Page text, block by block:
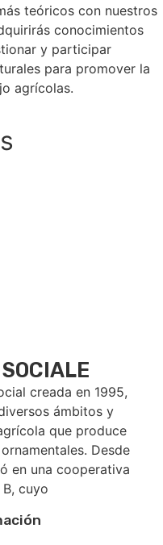
teóricos con nuestros
conocimientos
y participar
para promover la
agrícolas.
creada en 1995,
ámbitos y
que produce
Desde
en una cooperativa
cuyo